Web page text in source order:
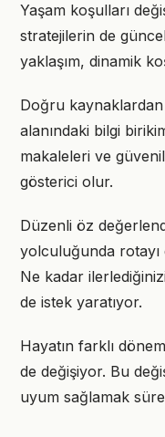
Yaşam koşulları
stratejilerin de
yaklaşım, dinamik
Doğru
alanındaki bilgi
makaleleri ve
gösterici olur.
Düzenli öz
yolculuğunda
Ne kadar
de istek yaratıyor.
Hayatın farklı
de değişiyor. Bu
uyum sağlamak